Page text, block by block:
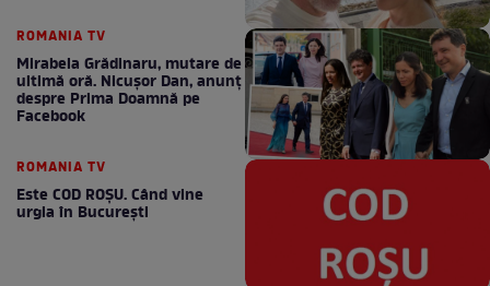
ROMANIA TV
Mirabela Grădinaru, mutare de
ultimă oră. Nicuşor Dan, anunţ
despre Prima Doamnă pe
Facebook
ROMANIA TV
Este COD ROŞU. Când vine
urgia în Bucureşti